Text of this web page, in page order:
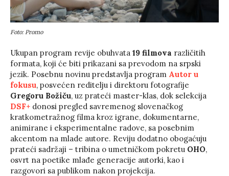
Foto: Promo
Ukupan program revije obuhvata 19 filmova različitih
formata, koji će biti prikazani sa prevodom na srpski
jezik. Posebnu novinu predstavlja program Autor u
fokusu, posvećen reditelju i direktoru fotografije
Gregoru Božiču, uz prateći master-klas, dok selekcija
DSF+ donosi pregled savremenog slovenačkog
kratkometražnog filma kroz igrane, dokumentarne,
animirane i eksperimentalne radove, sa posebnim
akcentom na mlade autore. Reviju dodatno obogaćuju
prateći sadržaji – tribina o umetničkom pokretu OHO,
osvrt na poetike mlađe generacije autorki, kao i
razgovori sa publikom nakon projekcija.